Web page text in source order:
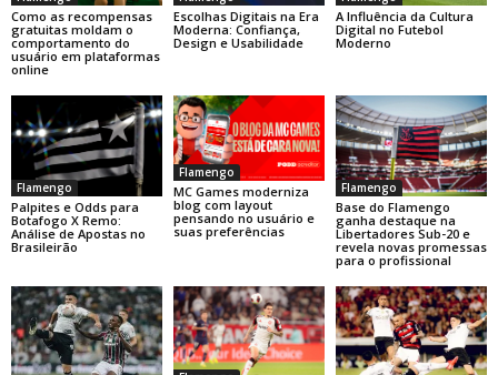
Como as recompensas
gratuitas moldam o
comportamento do
usuário em plataformas
online
Escolhas Digitais na Era
Moderna: Confiança,
Design e Usabilidade
A Influência da Cultura
Digital no Futebol
Moderno
Flamengo
Palpites e Odds para
Botafogo X Remo:
Análise de Apostas no
Brasileirão
Flamengo
MC Games moderniza
blog com layout
pensando no usuário e
suas preferências
Flamengo
Base do Flamengo
ganha destaque na
Libertadores Sub-20 e
revela novas promessas
para o profissional